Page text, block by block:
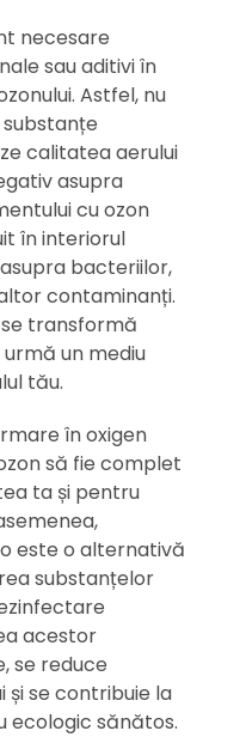
necesare
sau aditivi în
Astfel, nu
calitatea aerului
asupra
cu ozon
în interiorul
bacteriilor,
contaminanți.
transformă
un mediu
tău.
în oxigen
să fie complet
ta și pentru
este o alternativă
substanțelor
acestor
se reduce
și se contribuie la
ecologic sănătos.